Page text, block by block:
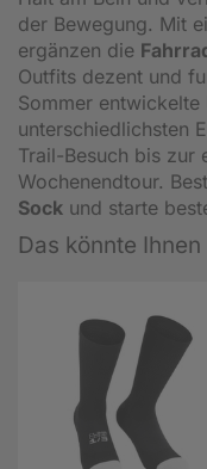
der Bewegung. Mit
ergänzen die
Outfits dezent und
Sommer
unterschiedlichsten
Trail-Besuch bis zur
Wochenendtour.
Sock und starte
Das könnte